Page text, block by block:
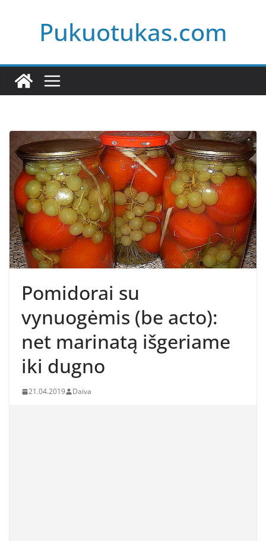
Pukuotukas.com
Pomidorai su
vynuogėmis (be acto):
net marinatą išgeriame
iki dugno
21.04.2019 Daiva